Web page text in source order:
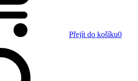
Přejít do košíku0